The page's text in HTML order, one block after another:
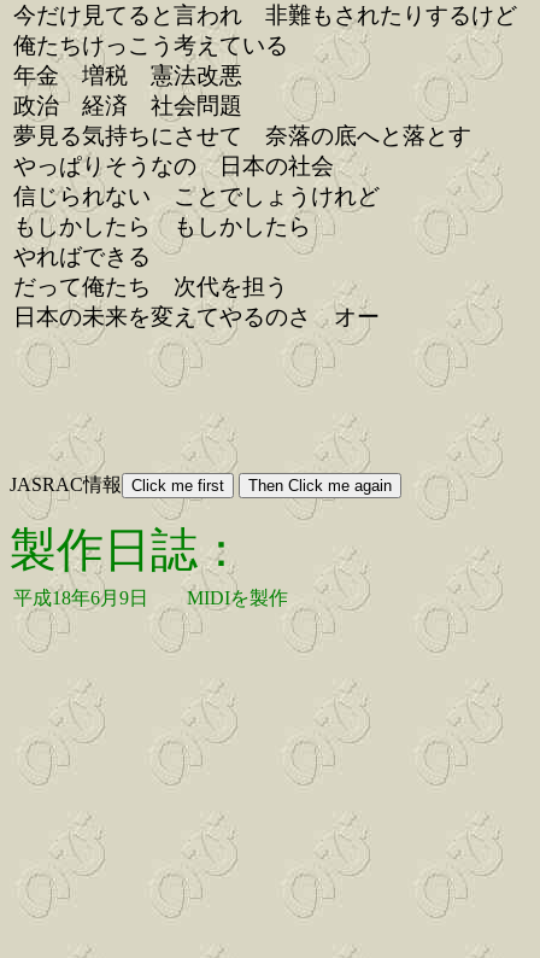
今だけ見てると言われ 非難もされたりするけど
俺たちけっこう考えている
年金 増税 憲法改悪
政治 経済 社会問題
夢見る気持ちにさせて 奈落の底へと落とす
やっぱりそうなの 日本の社会
信じられない ことでしょうけれど
もしかしたら もしかしたら
やればできる
だって俺たち 次代を担う
日本の未来を変えてやるのさ オー
JASRAC情報
製作日誌：
平成18年6月9日 MIDIを製作